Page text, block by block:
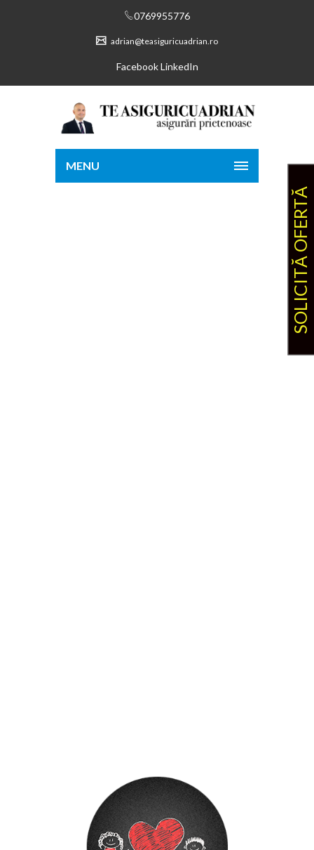
0769955776
adrian@teasiguricuadrian.ro
Facebook LinkedIn
MENU
SOLICITĂ OFERTĂ